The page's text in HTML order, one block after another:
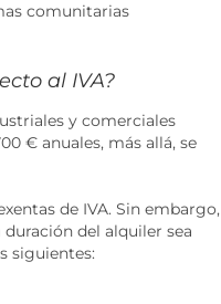
comunitarias
al IVA?
y comerciales
€ anuales, más allá, se
de IVA. Sin embargo,
del alquiler sea
siguientes: